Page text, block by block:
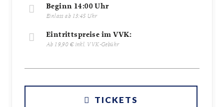
Beginn 14:00 Uhr
Einlass ab 13:45 Uhr
Eintrittspreise im VVK:
Ab 19,90 € inkl. VVK-Gebühr
TICKETS